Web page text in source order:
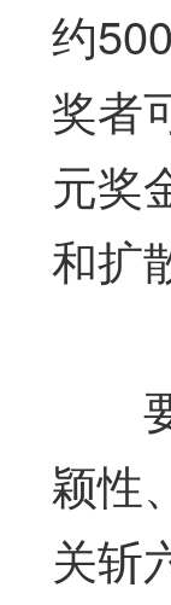
约
奖者
元奖
和扩
要
颖性
关斩